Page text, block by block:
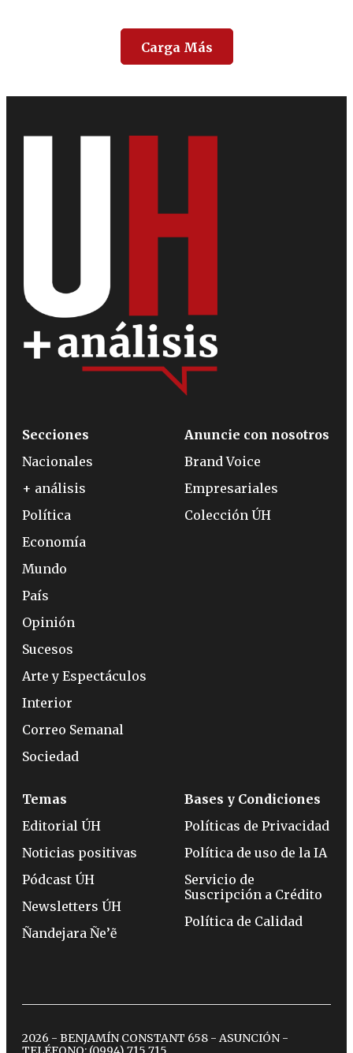
Carga Más
Secciones
Nacionales
+ análisis
Política
Economía
Mundo
País
Opinión
Sucesos
Arte y Espectáculos
Interior
Correo Semanal
Sociedad
Anuncie con nosotros
Brand Voice
Empresariales
Colección ÚH
Temas
Editorial ÚH
Noticias positivas
Pódcast ÚH
Newsletters ÚH
Ñandejara Ñe’ẽ
Bases y Condiciones
Políticas de Privacidad
Política de uso de la IA
Servicio de
Suscripción a Crédito
Política de Calidad
2026 - BENJAMÍN CONSTANT 658 - ASUNCIÓN -